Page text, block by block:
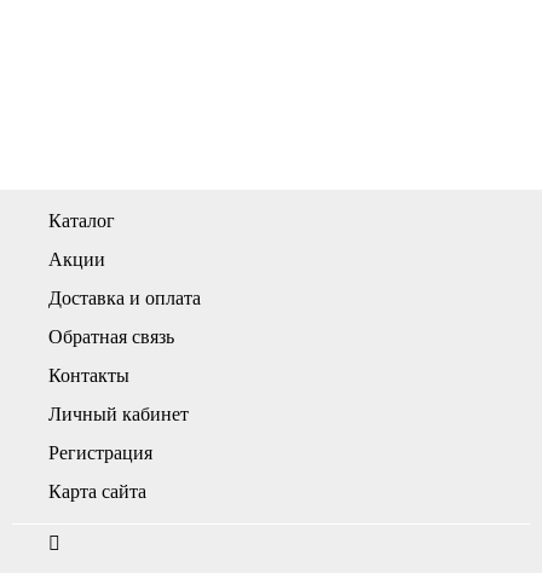
Каталог
Акции
Доставка и оплата
Обратная связь
Контакты
Личный кабинет
Регистрация
Карта сайта